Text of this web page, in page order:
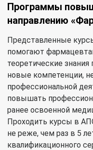
Программы
направлению
Представленные
помогают
теоретические
новые компетенции,
профессиональной
повышать
ранее освоенной
Проходить курсы в
не реже, чем раз в 5
квалификационного